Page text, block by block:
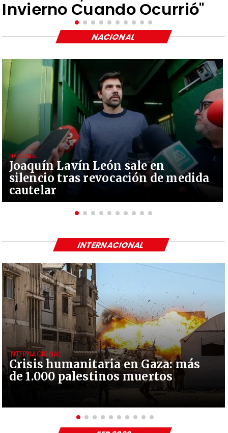
Invierno Cuando Ocurrió"
Joaquín Lavín León sale en
silencio tras revocación de medida
cautelar
NACIONAL
NACIONAL
Crisis humanitaria en Gaza: más
de 1.000 palestinos muertos
INTERNACIONAL
INTERNACIONAL